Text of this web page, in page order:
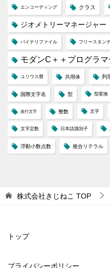
エンコーディング クラス
ジオメトリーマネージャー
バイナリファイル フリースタン
モダンC＋＋プログラ
ユリウス暦 共用体 列
国際文字名 型 型変換
改行文字 整数 文字
文字定数 日本語識別子
浮動小数点数 複合リテラル
株式会社きじねこ TOP
トップ
プライバシーポリシー